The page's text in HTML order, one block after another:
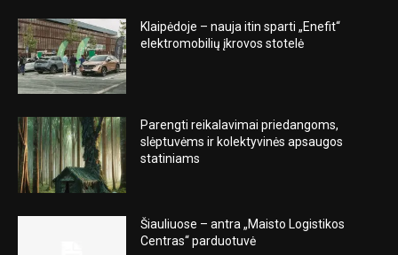
Klaipėdoje – nauja itin sparti „Enefit“
elektromobilių įkrovos stotelė
Parengti reikalavimai priedangoms,
slėptuvėms ir kolektyvinės apsaugos
statiniams
Šiauliuose – antra „Maisto Logistikos
Centras“ parduotuvė